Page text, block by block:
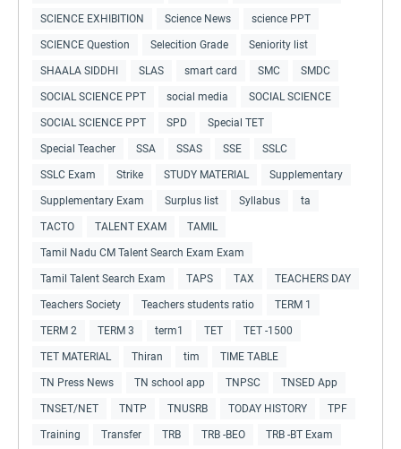
SCIENCE EXHIBITION Science News science PPT
SCIENCE Question Selecition Grade Seniority list
SHAALA SIDDHI SLAS smart card SMC SMDC
SOCIAL SCIENCE PPT social media SOCIAL SCIENCE
SOCIAL SCIENCE PPT SPD Special TET
Special Teacher SSA SSAS SSE SSLC
SSLC Exam Strike STUDY MATERIAL Supplementary
Supplementary Exam Surplus list Syllabus ta
TACTO TALENT EXAM TAMIL
Tamil Nadu CM Talent Search Exam Exam
Tamil Talent Search Exam TAPS TAX TEACHERS DAY
Teachers Society Teachers students ratio TERM 1
TERM 2 TERM 3 term1 TET TET -1500
TET MATERIAL Thiran tim TIME TABLE
TN Press News TN school app TNPSC TNSED App
TNSET/NET TNTP TNUSRB TODAY HISTORY TPF
Training Transfer TRB TRB -BEO TRB -BT Exam